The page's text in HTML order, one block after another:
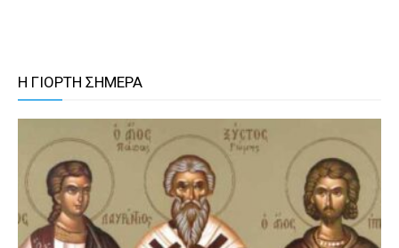
Η ΓΙΟΡΤΗ ΣΗΜΕΡΑ